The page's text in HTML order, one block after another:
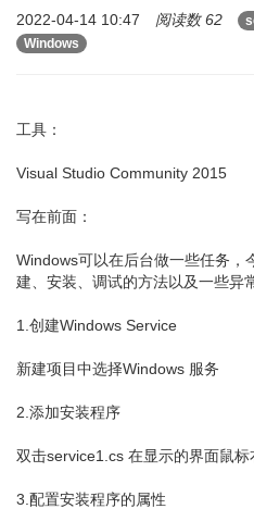
2022-04-14 10:47 阅读数 62
Windows
工具：
Visual Studio Community 2015
写在前面：
Windows可以在后台做一些任务，
建、安装、调试的方法以及一些异
1.创建Windows Service
新建项目中选择Windows 服务
2.添加安装程序
双击service1.cs 在显示的界面鼠
3.配置安装程序的属性